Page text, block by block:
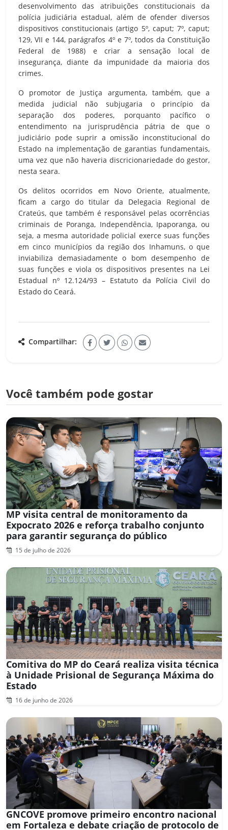
desenvolvimento das atribuições constitucionais da
polícia judiciária estadual, além de ofender diversos
dispositivos constitucionais (artigo 5º, caput; 7º, caput;
129, VII e 144, parágrafos 4º e 7º, todos da Constituição
Federal de 1988) e criar a sensação local de
insegurança, diante da impunidade da maioria dos
crimes.
O promotor de Justiça argumenta, também, que a
medida judicial não subjugaria o princípio da
separação dos poderes, porquanto pacífico o
entendimento na jurisprudência pátria de que o
judiciário pode suprir a omissão inconstitucional do
Estado na implementação de garantias fundamentais,
uma vez que não haveria discricionariedade do gestor,
nesta seara.
Os delitos ocorridos em Novo Oriente, atualmente,
ficam a cargo do titular da Delegacia Regional de
Crateús, que também é responsável pelas ocorrências
criminais de Poranga, Independência, Ipaporanga, ou
seja, a mesma autoridade policial exerce suas funções
em cinco municípios da região dos Inhamuns, o que
inviabiliza demasiadamente o bom desempenho de
suas funções e viola os dispositivos presentes na Lei
Estadual nº 12.124/93 – Estatuto da Polícia Civil do
Estado do Ceará.
Compartilhar:
Você também pode gostar
MP visita central de monitoramento da
Expocrato 2026 e reforça trabalho conjunto
para garantir segurança do público
15 de julho de 2026
Comitiva do MP do Ceará realiza visita técnica
à Unidade Prisional de Segurança Máxima do
Estado
16 de junho de 2026
GNCOVE promove primeiro encontro nacional
em Fortaleza e debate criação de protocolo de